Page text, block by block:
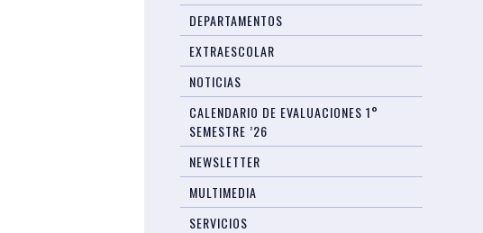
DEPARTAMENTOS
EXTRAESCOLAR
NOTICIAS
CALENDARIO DE EVALUACIONES 1°
SEMESTRE ’26
NEWSLETTER
MULTIMEDIA
SERVICIOS